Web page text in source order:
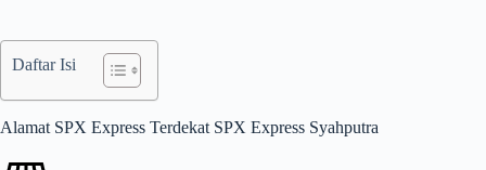
Daftar Isi
Alamat SPX Express Terdekat SPX Express Syahputra